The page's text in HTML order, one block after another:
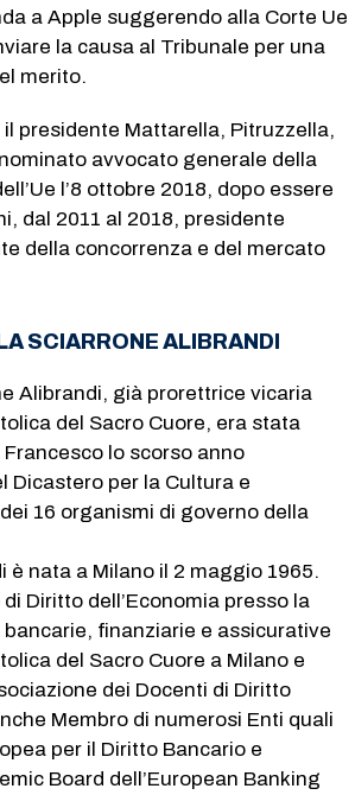
a Apple suggerendo alla Corte Ue
la causa al Tribunale per una
merito.
presidente Mattarella, Pitruzzella,
avvocato generale della
l’8 ottobre 2018, dopo essere
dal 2011 al 2018, presidente
della concorrenza e del mercato
SCIARRONE ALIBRANDI
Alibrandi, già prorettrice vicaria
del Sacro Cuore, era stata
lo scorso anno
Dicastero per la Cultura e
16 organismi di governo della
è nata a Milano il 2 maggio 1965.
Diritto dell’Economia presso la
finanziarie e assicurative
del Sacro Cuore a Milano e
dei Docenti di Diritto
Membro di numerosi Enti quali
per il Diritto Bancario e
Board dell’European Banking